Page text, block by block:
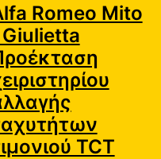
Romeo Mito
TCT